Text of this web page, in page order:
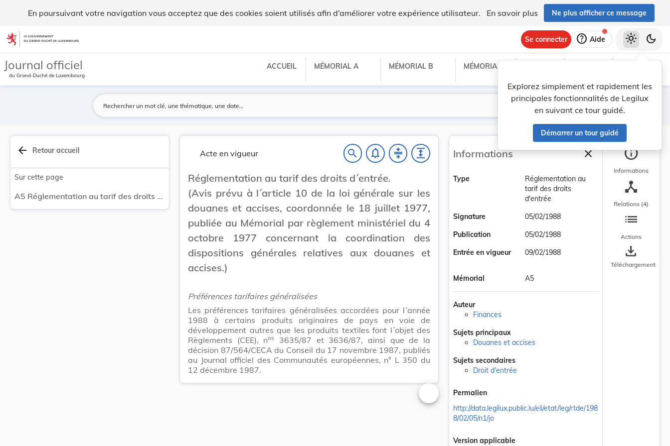
En poursuivant votre navigation vous acceptez que des cookies soient utilisés afin d’améliorer votre expérience utilisateur. En savoir plus Ne plus afficher ce message
Aller au contenu
Se connecter help Aide
Explorez simplement et rapidement les
principales fonctionnalités de Legilux
en suivant ce tour guidé.
Démarrer un tour guidé
light_mode dark_mode
Journal officiel
du Grand-Duché de Luxembourg
ACCUEIL MÉMORIAL A MÉMORIAL B MÉMORIAL C
Lancer la recherche
Filtres
arrow_back Retour accueil
Sur cette page
A5 Réglementation au tarif des droits d'entrée.
Acte en vigueur search notifications_none compress expand
Réglementation au tarif des droits d´entrée.
(Avis prévu à l´article 10 de la loi générale sur les
douanes et accises, coordonnée le 18 juillet 1977,
publiée au Mémorial par règlement ministériel du 4
octobre 1977 concernant la coordination des
dispositions générales relatives aux douanes et
accises.)
Préférences tarifaires généralisées
Les préférences tarifaires généralisées accordées pour l´année
1988 à certains produits originaires de pays en voie de
développement autres que les produits textiles font l´objet des
Règlements (CEE), nos
3635/87 et 3636/87, ainsi que de la
décision 87/564/CECA du Conseil du 17 novembre 1987, publiés
au Journal officiel des Communautés européennes, n° L 350 du
12 décembre 1987.
Changer la taille du texte
Informations closeFermer la barre
Type
Réglementation au
tarif des droits
d'entrée
Signature
05/02/1988
Publication
05/02/1988
Entrée en vigueur
09/02/1988
Mémorial A5
Auteur
Finances
Sujets principaux
Douanes et accises
Sujets secondaires
Droit d'entrée
Permalien
http://data.legilux.public.lu/eli/etat/leg/rtde/198
8/02/05/n1/jo
Version applicable
info
Informations
device_hub
Relations (4)
list
Actions
save_alt
Téléchargement